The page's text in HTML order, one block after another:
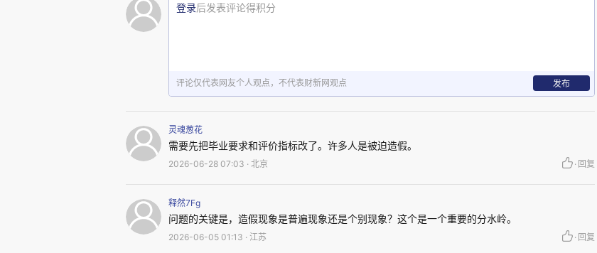
部，从国家自然科学基金委员会到各高校，都出台了大量关于科研诚信建设的政策
文件。
问题并不在于没有制度，而在于制度是否真正发挥作用。
从小保方事件看科研诚信治理
2014年，日本发生了著名的STAP细胞事件。
登录后发表评论得积分
评论仅代表网友个人观点，不代表财新网观点 发布
灵魂葱花
需要先把毕业要求和评价指标改了。许多人是被迫造假。
2026-06-28 07:03 · 北京 · 回复
释然7Fg
问题的关键是，造假现象是普遍现象还是个别现象？这个是一个重要的分水岭。
2026-06-05 01:13 · 江苏 · 回复